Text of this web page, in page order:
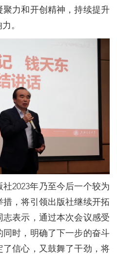
力和开创精神，持续提升
。
2023年乃至今后一个较为
，将引领出版社继续开拓
表示，通过本次会议感受
时，明确了下一步的奋斗
了信心，又鼓舞了干劲，将